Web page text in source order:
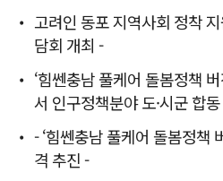
고려인 동포 지역사회 정착
담회 개최 -
‘힘쎈충남 풀케어 돌봄정책
서 인구정책분야 도·시군 합
- ‘힘쎈충남 풀케어 돌봄정책
격 추진 -